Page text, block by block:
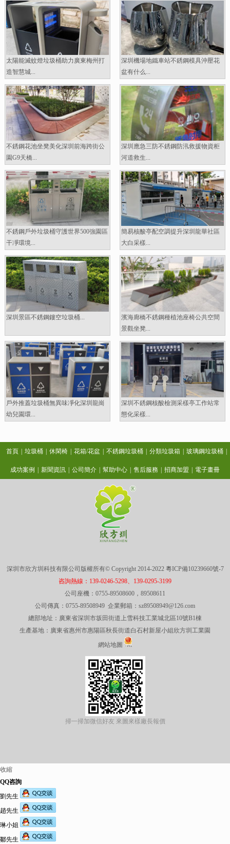
太陽能滅蚊燈垃圾桶助力廣東梅州打
造智慧城...
深圳機場地鐵車站不銹鋼模具沖壓花
盆有什么...
不銹鋼花池坐凳美化深圳前海跨街公
園G9天橋...
深圳應急三防不銹鋼防汛救援物資柜
河道救生...
不銹鋼戶外垃圾桶守護世界500強園區
干凈環境...
簡易核酸亭配空調提升深圳龍華社區
大白采樣...
深圳景區不銹鋼鏤空垃圾桶...
濱海廊橋不銹鋼種植池座椅公共空間
景觀坐凳...
戶外推蓋垃圾桶無異味凈化深圳龍崗
幼兒園環...
深圳不銹鋼核酸檢測采樣亭工作站常
態化采樣...
首頁 | 垃圾桶 | 休閑椅 | 花箱/花盆 | 不銹鋼垃圾桶 | 分類垃圾箱 | 玻璃鋼垃圾桶 |
成功案例 | 新聞資訊 | 公司簡介 | 幫助中心 | 售后服務 | 招商加盟 | 電子畫冊
深圳市欣方圳科技有限公司版權所有© Copyright 2014-2022 粵ICP備10239660號-7
咨詢熱線：139-0246-5298、139-0295-3199
公司座機：0755-89508600，89508611
公司傳真：0755-89508949 企業郵箱：sz89508949@126.com
總部地址：廣東省深圳市坂田街道上雪科技工業城北區10號B1棟
生產基地：廣東省惠州市惠陽區秋長街道白石村新屋小組欣方圳工業園
網站地圖
掃一掃加微信好友 來圖來樣廠長報價
收縮
QQ咨詢
劉先生
趙先生
琳小姐
鄒先生